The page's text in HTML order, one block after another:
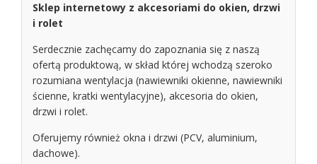
Sklep internetowy z akcesoriami do okien, drzwi
i rolet
Serdecznie zachęcamy do zapoznania się z naszą
ofertą produktową, w skład której wchodzą szeroko
rozumiana wentylacja (nawiewniki okienne, nawiewniki
ścienne, kratki wentylacyjne), akcesoria do okien,
drzwi i rolet.
Oferujemy również okna i drzwi (PCV, aluminium,
dachowe).